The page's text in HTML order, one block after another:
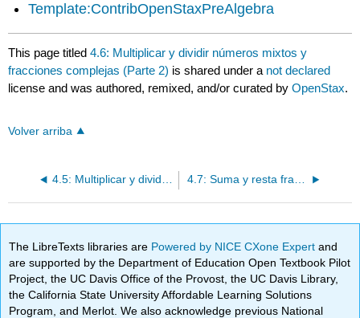
Template:ContribOpenStaxPreAlgebra
This page titled4.6: Multiplicar y dividir números mixtos y
fracciones complejas (Parte 2) is shared under a not declared
license and was authored, remixed, and/or curated byOpenStax.
Volver arriba
The LibreTexts libraries are Powered by NICE CXone Expertand
are supported by the Department of Education Open Textbook Pilot
Project, the UC Davis Office of the Provost, the UC Davis Library,
the California State University Affordable Learning Solutions
Program, and Merlot. We also acknowledge previous National